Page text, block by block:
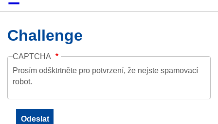
DomůKolekce
Prohlížení
Vyhledávání
O platformě
Nápověda
KontaktDigitalia
Challenge
CAPTCHA
Prosím odšktrtněte pro potvrzení, že nejste spamovací
robot.